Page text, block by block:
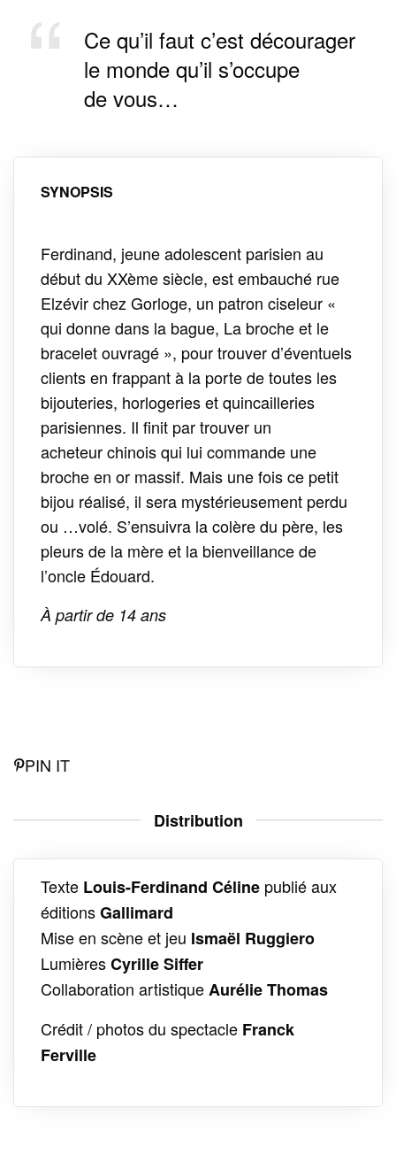
Ce qu’il faut c’est décourager
le monde qu’il s’occupe
de vous…
SYNOPSIS
Ferdinand, jeune adolescent parisien au
début du XXème siècle, est embauché rue
Elzévir chez Gorloge, un patron ciseleur «
qui donne dans la bague, La broche et le
bracelet ouvragé », pour trouver d’éventuels
clients en frappant à la porte de toutes les
bijouteries, horlogeries et quincailleries
parisiennes. Il finit par trouver un
acheteur chinois qui lui commande une
broche en or massif. Mais une fois ce petit
bijou réalisé, il sera mystérieusement perdu
ou …volé. S’ensuivra la colère du père, les
pleurs de la mère et la bienveillance de
l’oncle Édouard.
À partir de 14 ans
PIN IT
Distribution
Texte Louis-Ferdinand Céline publié aux
éditionsGallimard
Mise en scène et jeu Ismaël Ruggiero
LumièresCyrille Siffer
Collaboration artistiqueAurélie Thomas
Crédit / photos du spectacle Franck
Ferville